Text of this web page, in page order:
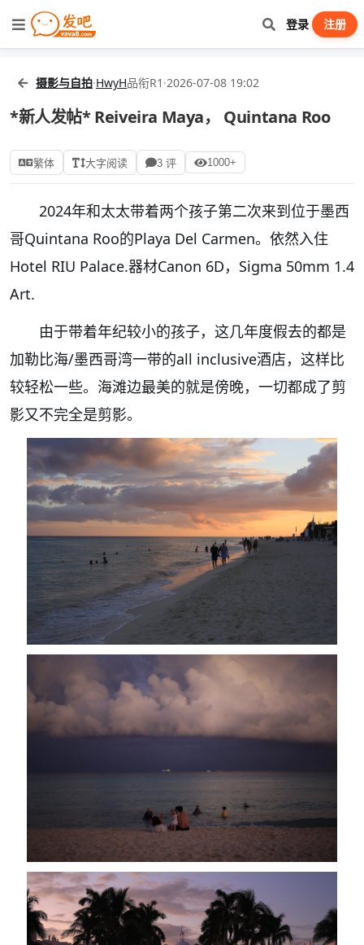
登录 注册
摄影与自拍·HwyH品衔R1 ·2026-07-08 19:02
*新人发帖* Reiveira Maya， Quintana Roo
繁体 大字阅读 3 评 1000+
2024年和太太带着两个孩子第二次来到位于墨西
哥Quintana Roo的Playa Del Carmen。依然入住
Hotel RIU Palace.器材Canon 6D，Sigma 50mm 1.4
Art.
由于带着年纪较小的孩子，这几年度假去的都是
加勒比海/墨西哥湾一带的all inclusive酒店，这样比
较轻松一些。海滩边最美的就是傍晚，一切都成了剪
影又不完全是剪影。